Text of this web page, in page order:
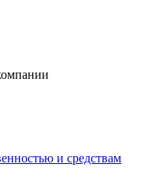
и средствам